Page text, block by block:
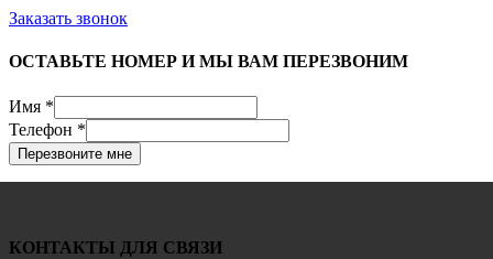
Заказать звонок
ОСТАВЬТЕ НОМЕР И МЫ ВАМ ПЕРЕЗВОНИМ
Имя *
Телефон *
Перезвоните мне
КОНТАКТЫ ДЛЯ СВЯЗИ